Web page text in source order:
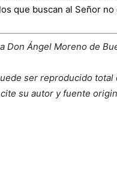
que buscan al Señor no
Don Ángel Moreno de
ser reproducido
su autor y fuente